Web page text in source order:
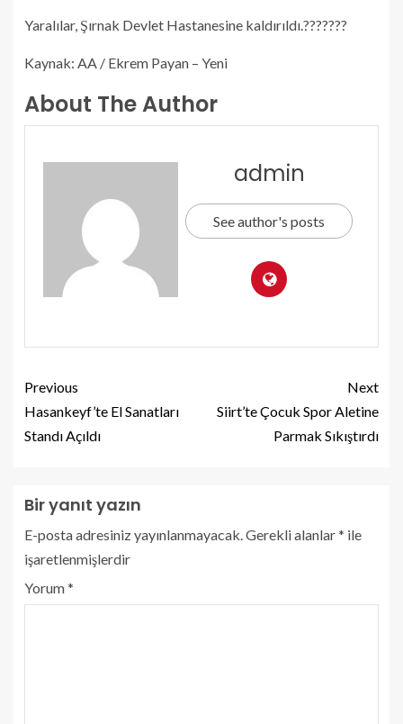
Yaralılar, Şırnak Devlet Hastanesine kaldırıldı.???????
Kaynak: AA / Ekrem Payan – Yeni
About The Author
admin
See author's posts
Previous
Hasankeyf’te El Sanatları
Standı Açıldı
Next
Siirt’te Çocuk Spor Aletine
Parmak Sıkıştırdı
Bir yanıt yazın
E-posta adresiniz yayınlanmayacak.Gerekli alanlar* ile
işaretlenmişlerdir
Yorum*